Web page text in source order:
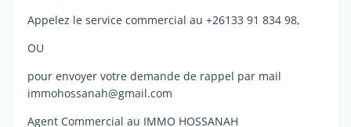
Appelez le service commercial au +26133 91 834 98,
OU
pour envoyer votre demande de rappel par mail
immohossanah@gmail.com
Agent Commercial au IMMO HOSSANAH